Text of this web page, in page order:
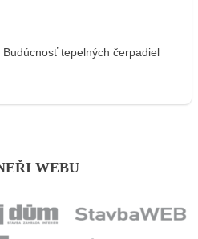
tepelných čerpadiel
WEBU